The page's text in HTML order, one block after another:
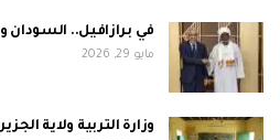
في برازافيل.. السودان
مايو 29, 2026
وزارة التربية ولاية